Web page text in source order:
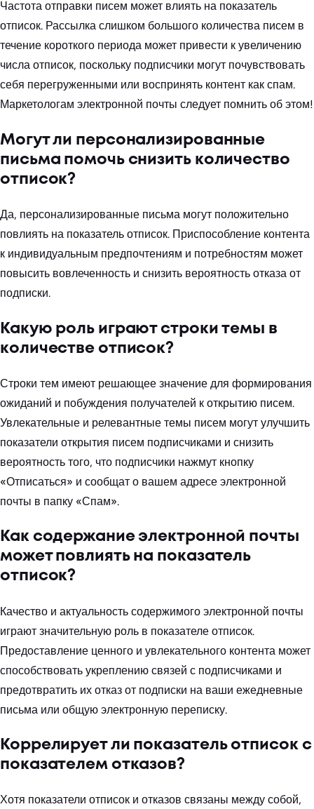
Частота отправки писем может влиять на показатель
отписок. Рассылка слишком большого количества писем в
течение короткого периода может привести к увеличению
числа отписок, поскольку подписчики могут почувствовать
себя перегруженными или воспринять контент как спам.
Маркетологам электронной почты следует помнить об этом!
Могут ли персонализированные
письма помочь снизить количество
отписок?
Да, персонализированные письма могут положительно
повлиять на показатель отписок. Приспособление контента
к индивидуальным предпочтениям и потребностям может
повысить вовлеченность и снизить вероятность отказа от
подписки.
Какую роль играют строки темы в
количестве отписок?
Строки тем имеют решающее значение для формирования
ожиданий и побуждения получателей к открытию писем.
Увлекательные и релевантные темы писем могут улучшить
показатели открытия писем подписчиками и снизить
вероятность того, что подписчики нажмут кнопку
«Отписаться» и сообщат о вашем адресе электронной
почты в папку «Спам».
Как содержание электронной почты
может повлиять на показатель
отписок?
Качество и актуальность содержимого электронной почты
играют значительную роль в показателе отписок.
Предоставление ценного и увлекательного контента может
способствовать укреплению связей с подписчиками и
предотвратить их отказ от подписки на ваши ежедневные
письма или общую электронную переписку.
Коррелирует ли показатель отписок с
показателем отказов?
Хотя показатели отписок и отказов связаны между собой,